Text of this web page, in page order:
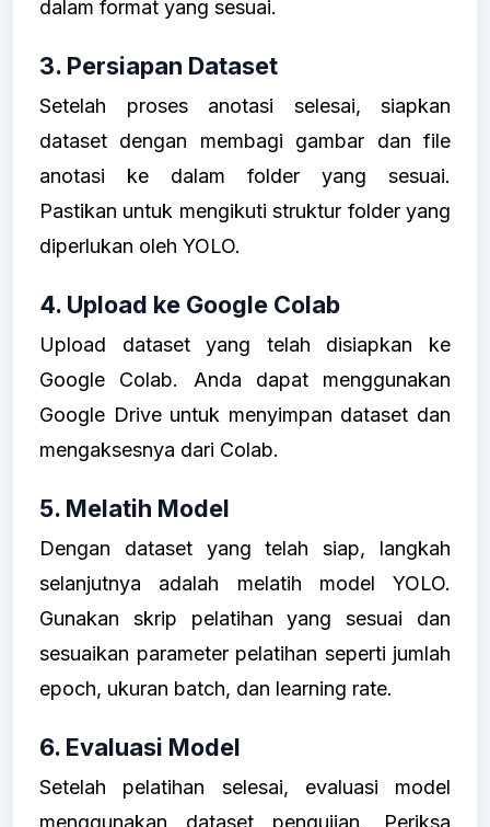
dalam format yang sesuai.
3. Persiapan Dataset
Setelah proses anotasi selesai, siapkan
dataset dengan membagi gambar dan file
anotasi ke dalam folder yang sesuai.
Pastikan untuk mengikuti struktur folder yang
diperlukan oleh YOLO.
4. Upload ke Google Colab
Upload dataset yang telah disiapkan ke
Google Colab. Anda dapat menggunakan
Google Drive untuk menyimpan dataset dan
mengaksesnya dari Colab.
5. Melatih Model
Dengan dataset yang telah siap, langkah
selanjutnya adalah melatih model YOLO.
Gunakan skrip pelatihan yang sesuai dan
sesuaikan parameter pelatihan seperti jumlah
epoch, ukuran batch, dan learning rate.
6. Evaluasi Model
Setelah pelatihan selesai, evaluasi model